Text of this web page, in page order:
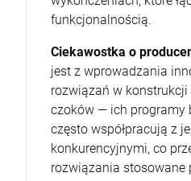
funkcjonalnością.
Ciekawostka o
jest z wprowadzania
rozwiązań w
czoków — ich programy
często współpracują z
konkurencyjnymi, co
rozwiązania stosowane